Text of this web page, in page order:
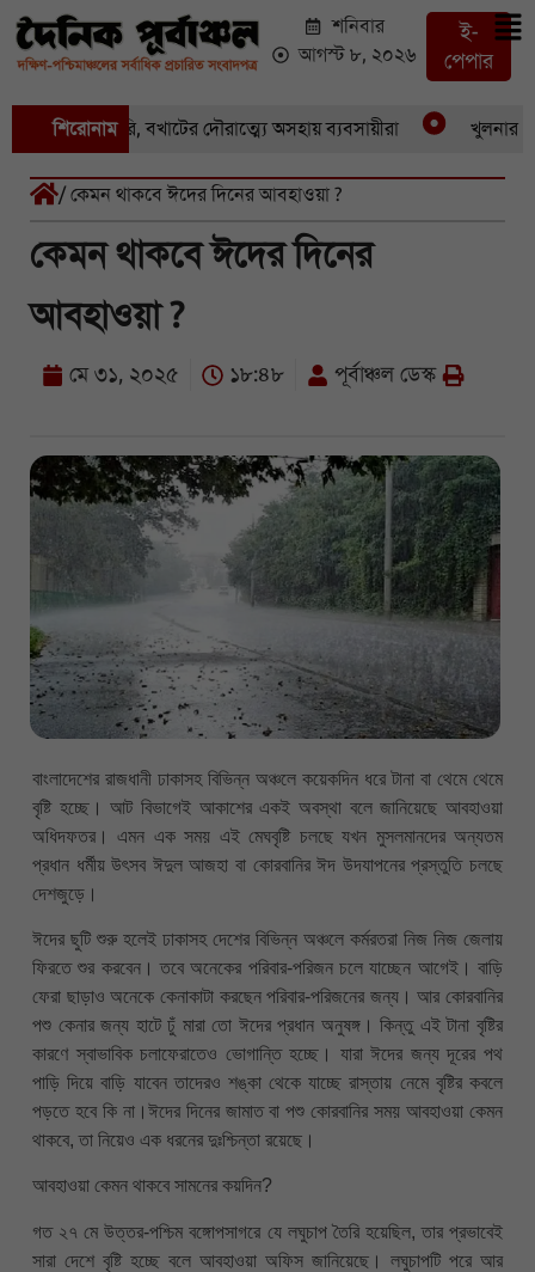
শনিবার
আগস্ট ৮, ২০২৬
ই-
পেপার
শিরোনাম
পর একচুরি, বখাটের দৌরাত্ম্যে অসহায় ব্যবসায়ীরা খুলনার
/ কেমন থাকবে ঈদের দিনের আবহাওয়া ?
কেমন থাকবে ঈদের দিনের
আবহাওয়া ?
মে ৩১, ২০২৫ ১৮:৪৮ পূর্বাঞ্চল ডেস্ক
বাংলাদেশের রাজধানী ঢাকাসহ বিভিন্ন অঞ্চলে কয়েকদিন ধরে টানা বা থেমে থেমে
বৃষ্টি হচ্ছে। আট বিভাগেই আকাশের একই অবস্থা বলে জানিয়েছে আবহাওয়া
অধিদফতর। এমন এক সময় এই মেঘবৃষ্টি চলছে যখন মুসলমানদের অন্যতম
প্রধান ধর্মীয় উৎসব ঈদুল আজহা বা কোরবানির ঈদ উদযাপনের প্রস্তুতি চলছে
দেশজুড়ে।
ঈদের ছুটি শুরু হলেই ঢাকাসহ দেশের বিভিন্ন অঞ্চলে কর্মরতরা নিজ নিজ জেলায়
ফিরতে শুর করবেন। তবে অনেকের পরিবার-পরিজন চলে যাচ্ছেন আগেই। বাড়ি
ফেরা ছাড়াও অনেকে কেনাকাটা করছেন পরিবার-পরিজনের জন্য। আর কোরবানির
পশু কেনার জন্য হাটে ঢুঁ মারা তো ঈদের প্রধান অনুষঙ্গ। কিন্তু এই টানা বৃষ্টির
কারণে স্বাভাবিক চলাফেরাতেও ভোগান্তি হচ্ছে। যারা ঈদের জন্য দূরের পথ
পাড়ি দিয়ে বাড়ি যাবেন তাদেরও শঙ্কা থেকে যাচ্ছে রাস্তায় নেমে বৃষ্টির কবলে
পড়তে হবে কি না।ঈদের দিনের জামাত বা পশু কোরবানির সময় আবহাওয়া কেমন
থাকবে, তা নিয়েও এক ধরনের দুঃশ্চিন্তা রয়েছে।
আবহাওয়া কেমন থাকবে সামনের কয়দিন?
গত ২৭ মে উত্তর-পশ্চিম বঙ্গোপসাগরে যে লঘুচাপ তৈরি হয়েছিল, তার প্রভাবেই
সারা দেশে বৃষ্টি হচ্ছে বলে আবহাওয়া অফিস জানিয়েছে। লঘুচাপটি পরে আর